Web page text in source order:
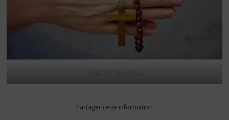
© Saint Ambroise
Partager cette information